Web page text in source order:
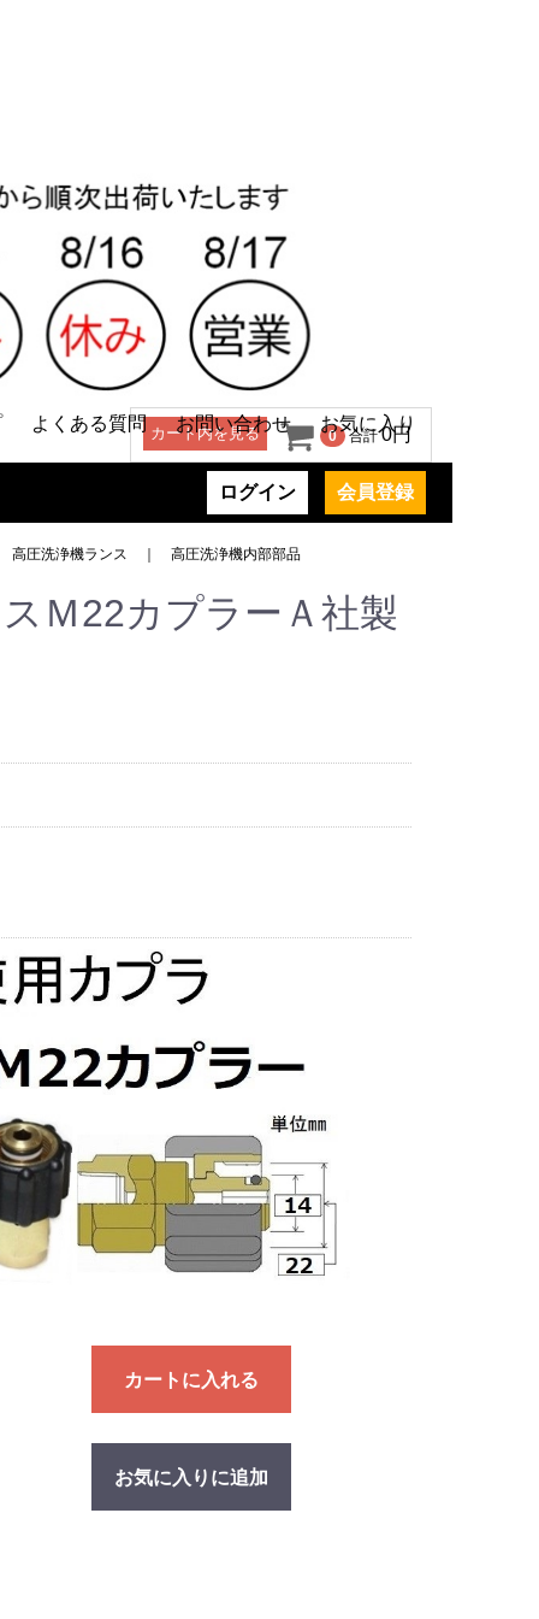
よくある質問 お問い合わせ お気に入り
ログイン 会員登録
カート内を見る 0 合計0円
高圧洗浄機ランス 高圧洗浄機内部部品
22カプラーＡ社製
カートに入れる
お気に入りに追加